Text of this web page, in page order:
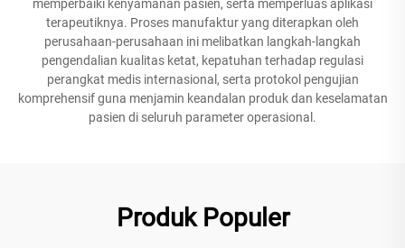
memperbaiki kenyamanan pasien, serta memperluas aplikasi
terapeutiknya. Proses manufaktur yang diterapkan oleh
perusahaan-perusahaan ini melibatkan langkah-langkah
pengendalian kualitas ketat, kepatuhan terhadap regulasi
perangkat medis internasional, serta protokol pengujian
komprehensif guna menjamin keandalan produk dan keselamatan
pasien di seluruh parameter operasional.
Produk Populer